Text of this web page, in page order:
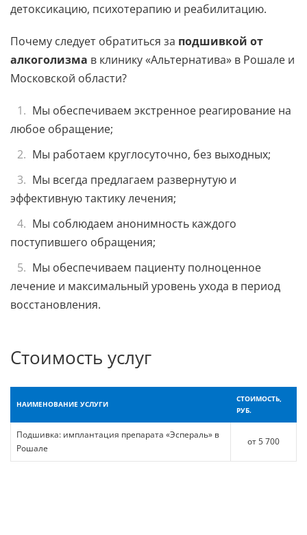
детоксикацию, психотерапию и реабилитацию.
Почему следует обратиться за подшивкой от
алкоголизма в клинику «Альтернатива» в Рошале и
Московской области?
Мы обеспечиваем экстренное реагирование на
любое обращение;
Мы работаем круглосуточно, без выходных;
Мы всегда предлагаем развернутую и
эффективную тактику лечения;
Мы соблюдаем анонимность каждого
поступившего обращения;
Мы обеспечиваем пациенту полноценное
лечение и максимальный уровень ухода в период
восстановления.
Стоимость услуг
НАИМЕНОВАНИЕ УСЛУГИ
СТОИМОСТЬ,
РУБ.
Подшивка: имплантация препарата «Эспераль» в
Рошале
от 5 700